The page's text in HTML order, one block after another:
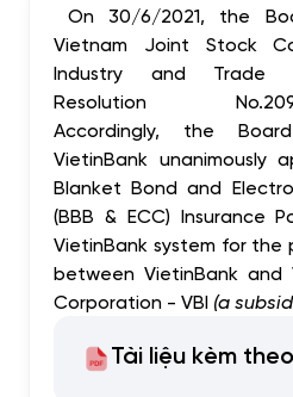
On 30/6/2021, the
Vietnam Joint Stock
Industry and Trade
Resolution No.209/
Accordingly, the
VietinBank unanimously
Blanket Bond and
(BBB & ECC) Insurance
VietinBank system for the
between VietinBank and
Corporation - VBI (a
Tài liệu kèm theo